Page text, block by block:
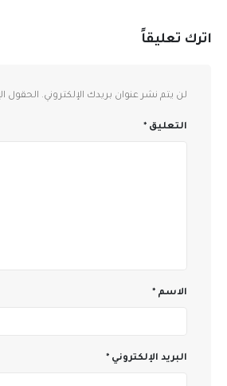
اترك تعليقاً
لن يتم نشر عنوان بريدك الإلكتروني. الحقول
التعليق *
الاسم *
البريد الإلكتروني *